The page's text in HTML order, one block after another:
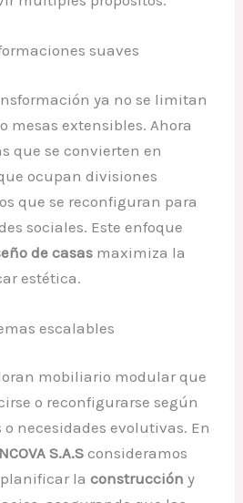
suaves
ya no se limitan
mesas extensibles. Ahora
que se convierten en
ocupan divisiones
que se reconfiguran para
sociales. Este enfoque
de casas maximiza la
estética.
escalables
mobiliario modular que
o reconfigurarse según
necesidades evolutivas. En
S.A.S consideramos
laconstrucción y